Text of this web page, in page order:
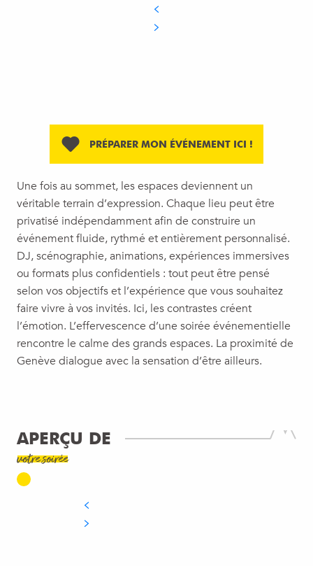
PRÉPARER MON ÉVÉNEMENT ICI !
Une fois au sommet, les espaces deviennent un
véritable terrain d’expression. Chaque lieu peut être
privatisé indépendamment afin de construire un
événement fluide, rythmé et entièrement personnalisé.
DJ, scénographie, animations, expériences immersives
ou formats plus confidentiels : tout peut être pensé
selon vos objectifs et l’expérience que vous souhaitez
faire vivre à vos invités. Ici, les contrastes créent
l’émotion. L’effervescence d’une soirée événementielle
rencontre le calme des grands espaces. La proximité de
Genève dialogue avec la sensation d’être ailleurs.
APERÇU DE
votre soirée